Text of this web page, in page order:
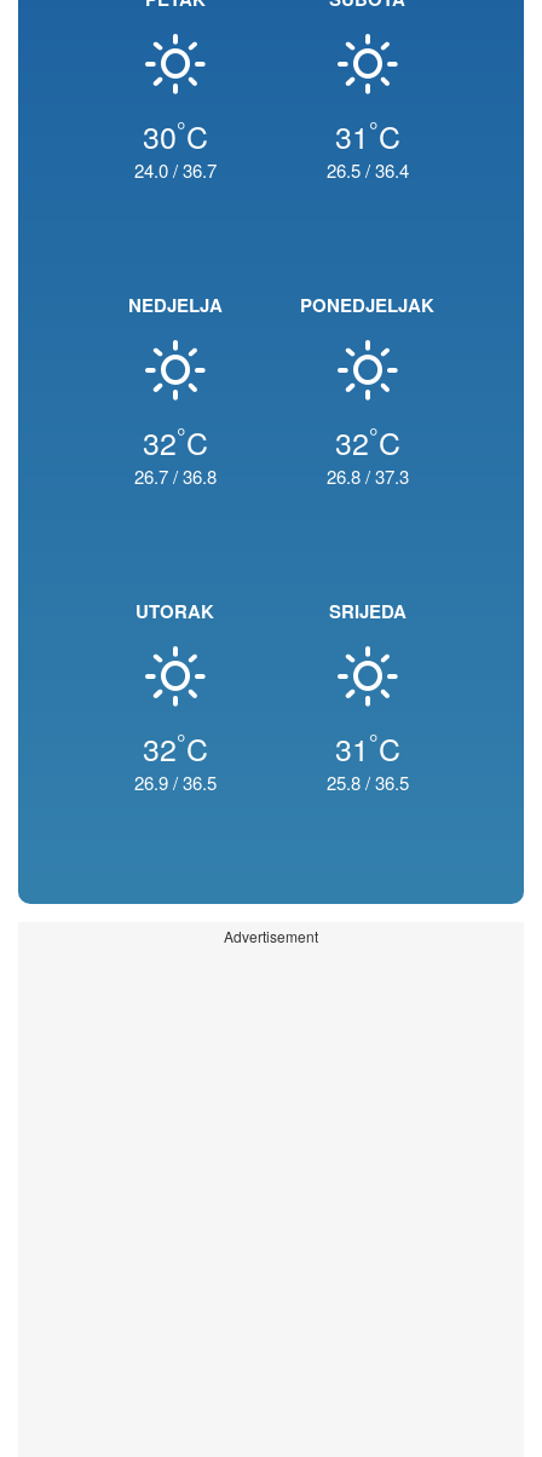
30°C
24.0/36.7
31 °C
26.5/36.4
NEDJELJA
32°C
26.7/36.8
PONEDJELJAK
32°C
26.8/37.3
UTORAK
32°C
26.9/36.5
SRIJEDA
31 °C
25.8/36.5
Advertisement